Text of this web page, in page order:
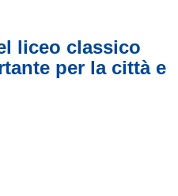
liceo classico
per la città e